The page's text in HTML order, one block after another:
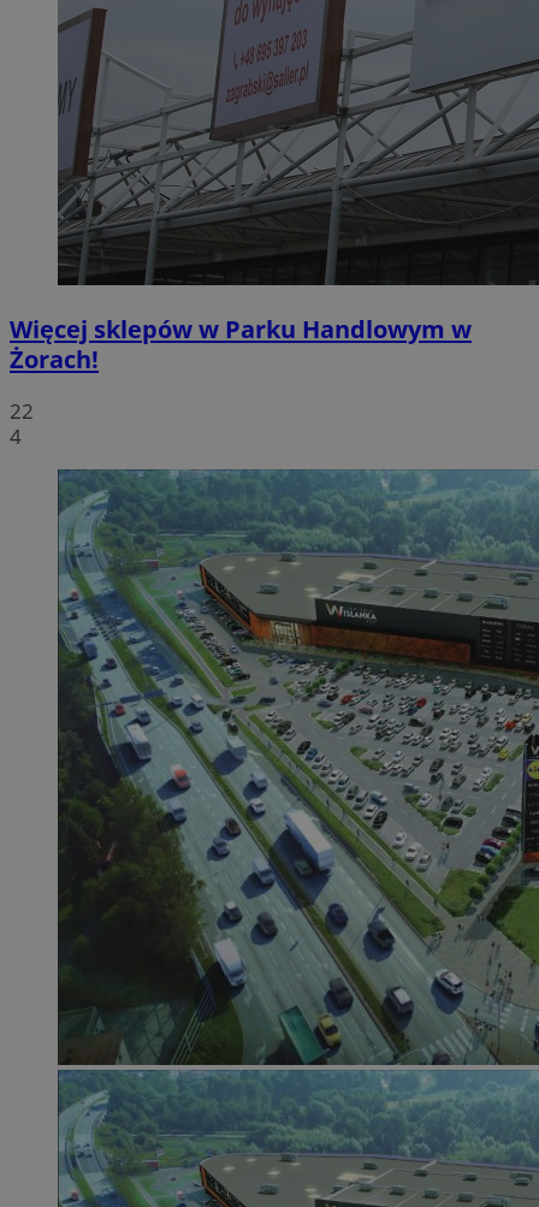
Więcej sklepów w Parku Handlowym w
Żorach!
22
4